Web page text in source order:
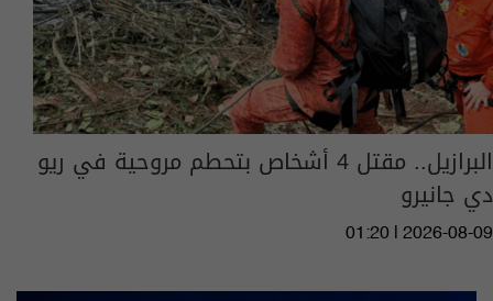
البرازيل.. مقتل 4 أشخاص بتحطم مروحية في ريو
دي جانيرو
01:20 | 2026-08-09